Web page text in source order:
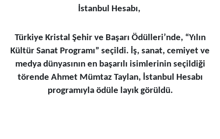
İstanbul Hesabı,
Türkiye Kristal Şehir ve Başarı Ödülleri’nde, “Yılın
Kültür Sanat Programı” seçildi. İş, sanat, cemiyet ve
medya dünyasının en başarılı isimlerinin seçildiği
törende Ahmet Mümtaz Taylan, İstanbul Hesabı
programıyla ödüle layık görüldü.